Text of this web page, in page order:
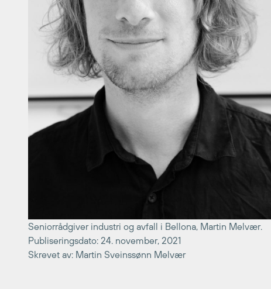
Seniorrådgiver industri og avfall i Bellona, Martin Melvær.
Publiseringsdato: 24. november, 2021
Skrevet av: Martin Sveinssønn Melvær